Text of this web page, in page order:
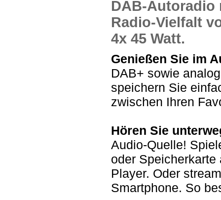
DAB-Autoradio
Radio-Vielfalt
4x 45 Watt.
Genießen Sie im
DAB+ sowie
speichern Sie
zwischen Ihren
Hören Sie
Audio-Quelle!
oder
Player. Oder
Smartphone. So